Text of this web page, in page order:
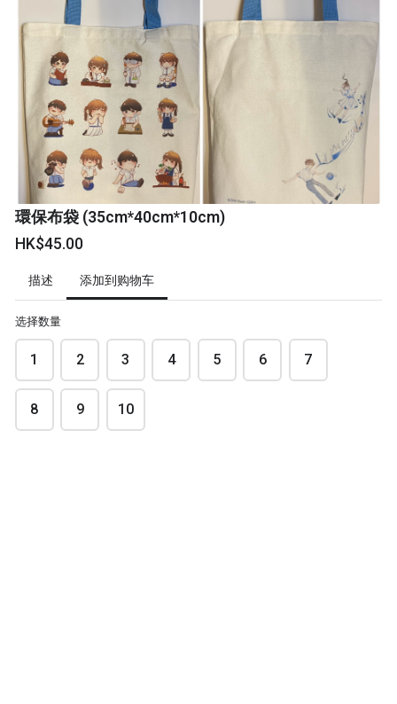
缺货
下次早点下单，避免错过
環保飲品外帶杯套 -
special
HK$10.00
每個
缺货
訂單摘要
環保布袋 (35cm*40cm*10cm)
HK$45.00
描述 添加到购物车
选择数量
1 2 3 4 5 6 7
8 9 10